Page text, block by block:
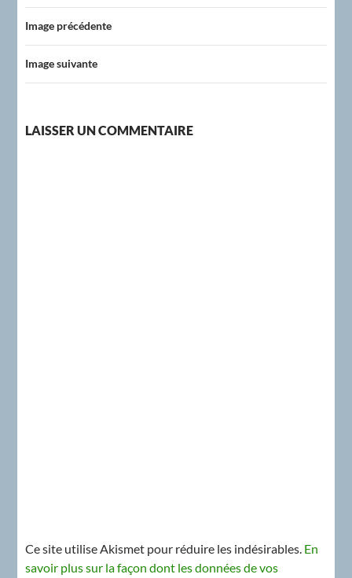
Image précédente
Image suivante
LAISSER UN COMMENTAIRE
Ce site utilise Akismet pour réduire les indésirables. En
savoir plus sur la façon dont les données de vos